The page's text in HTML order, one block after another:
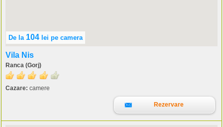
De la 104 lei pe camera
Vila Nis
Ranca (Gorj)
Cazare: camere
Rezervare